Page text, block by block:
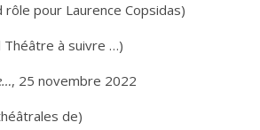
rôle pour Laurence Copsidas)
Théâtre à suivre …)
, 25 novembre 2022
de)